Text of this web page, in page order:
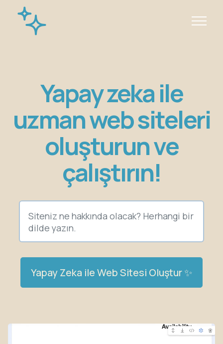
Yapay zeka ile
uzman web siteleri
oluşturun ve
çalıştırın!
Yapay Zeka ile Web Sitesi Oluştur ✨